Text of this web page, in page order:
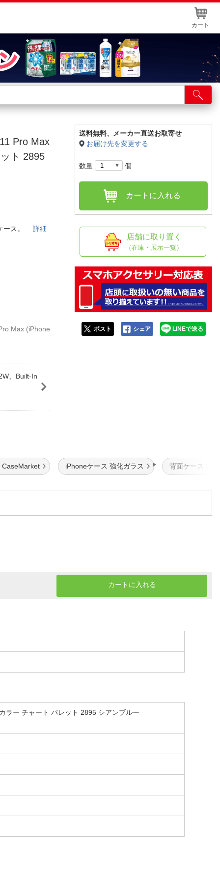
カート
舗サービス
ト取り置き
情報・店舗一覧
Pro Max
ト 2895
ケース。詳細
Max (iPhone
、Built-In
送料無料、
メーカー直送お取寄せ
お届け先を変更する
数量 個
カートに入れる
店舗に取り置く
（在庫・展示一覧）
ポスト シェア LINEで送る
CaseMarket iPhoneケース 強化ガラス 背面ケース 3重
カートに入れる
ラー チャート パレット 2895 シアンブルー